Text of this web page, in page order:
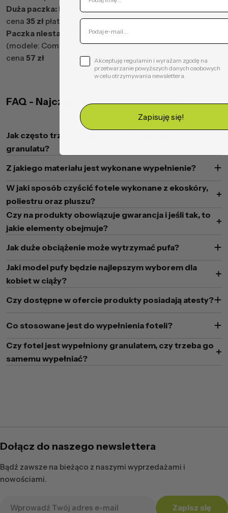
Duża paczka: karton o wymiarach 120cm/60cm/60cm -
cena 35 zł płatność przelewem,40 złpobranie
Paczka niestandardowa:opakowanie worek foliowy
(modele: Comfort, Hogan, Piłka Nożna XXXL, Noe, Maxi) -
cena 57 zł
FAQ - Najczęściej zadawane pytania
Jak często trzeba dokonywać uzupełnienia
granulatu?
Z jakiego materiału jest wykonane wypełnienie?
W jaki sposób czyścić fotele wykonane z ekoskóry,
poliestru oraz pluszu?
Czy na produkty obowiązuje gwarancja i jeśli tak, to
jakie elementy obejmuje?
Jak duże obciążenie może wytrzymać pufa?
Jaki model pufy będzie najlepszym wyborem dla
kobiet w ciąży?
Czy dostępne w ofercie produkty posiadają atesty?
Co stosowane jest do wypełnienia foteli?
Czy fotel jest wypełniony granulatem, czy trzeba go
samemu wypełniać?
Dołącz do naszego newslettera
Bądź zawsze na bieżąco z naszymi wyprzedażami i
nowościami.
Zapisz się
Akceptuję regulamin i wyrażam zgodę na
przetwarzanie powyższych danych osobowych
w celu otrzymywania newslettera.
Zapisuję się!